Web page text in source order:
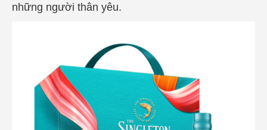
những người thân yêu.